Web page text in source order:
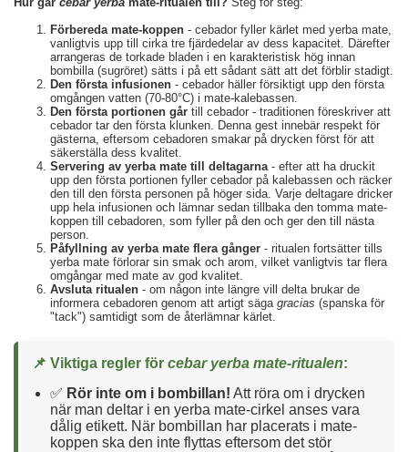
Förbereda mate-koppen - cebador fyller kärlet med yerba mate,
vanligtvis upp till cirka tre fjärdedelar av dess kapacitet. Därefter
arrangeras de torkade bladen i en karakteristisk hög innan
bombilla (sugröret) sätts i på ett sådant sätt att det förblir stadigt.
Den första infusionen - cebador häller försiktigt upp den första
omgången vatten (70-80°C) i mate-kalebassen.
Den första portionen går till cebador - traditionen föreskriver att
cebador tar den första klunken. Denna gest innebär respekt för
gästerna, eftersom cebadoren smakar på drycken först för att
säkerställa dess kvalitet.
Servering av yerba mate till deltagarna- efter att ha druckit
upp den första portionen fyller cebador på kalebassen och räcker
den till den första personen på höger sida. Varje deltagare dricker
upp hela infusionen och lämnar sedan tillbaka den tomma mate-
koppen till cebadoren, som fyller på den och ger den till nästa
person.
Påfyllning av yerba mate flera gånger - ritualen fortsätter tills
yerba mate förlorar sin smak och arom, vilket vanligtvis tar flera
omgångar med mate av god kvalitet.
Avsluta ritualen - om någon inte längre vill delta brukar de
informera cebadoren genom att artigt säga gracias (spanska för
"tack") samtidigt som de återlämnar kärlet.
📌 Viktiga regler för cebar yerba mate-ritualen:
✅ Rör inte om i bombillan! Att röra om i drycken
när man deltar i en yerba mate-cirkel anses vara
dålig etikett. När bombillan har placerats i mate-
koppen ska den inte flyttas eftersom det stör